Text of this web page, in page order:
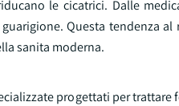
le cicatrici. Dalle
Questa tendenza
sanita moderna.
progettati per